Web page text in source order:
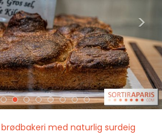
>
med naturlig surdeig